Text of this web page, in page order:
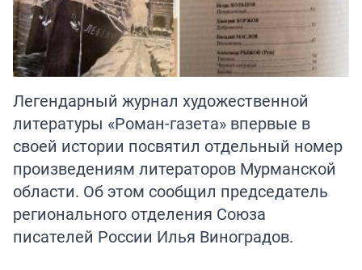
Легендарный журнал художественной
литературы «Роман-газета» впервые в
своей истории посвятил отдельный номер
произведениям литераторов Мурманской
области. Об этом сообщил председатель
регионального отделения Союза
писателей России Илья Виноградов.